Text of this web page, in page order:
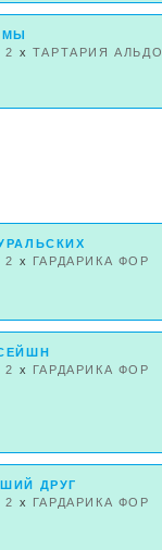
2 x ТАРТАРИЯ
2 x ГАРДАРИКА ФОР
2 x ГАРДАРИКА ФОР
ДРУГ
2 x ГАРДАРИКА ФОР